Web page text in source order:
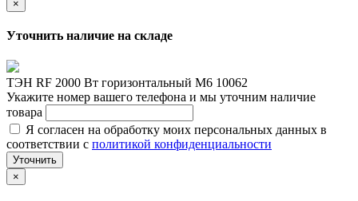
×
Уточнить наличие на складе
ТЭН RF 2000 Вт горизонтальный M6 10062
Укажите номер вашего телефона и мы уточним наличие
товара
Я согласен на обработку моих персональных данных в
соответствии с политикой конфиденциальности
Уточнить
×